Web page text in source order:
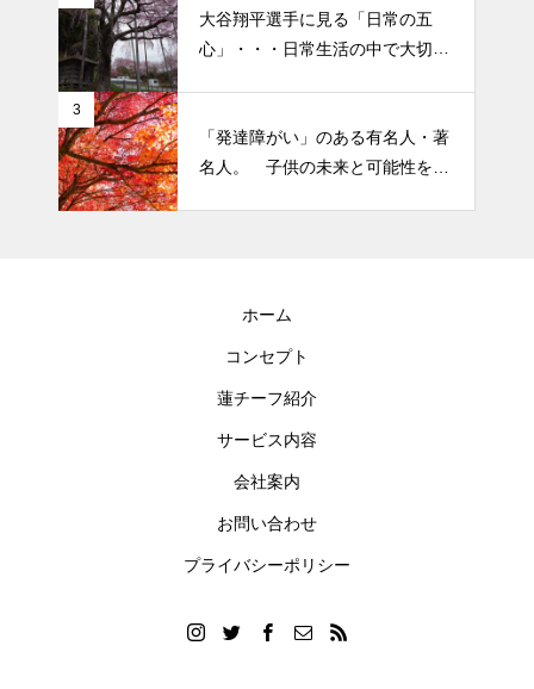
2026 今年初めての投稿・・・
「食生活習慣の改善」が今年の
大谷翔平選手に見る「日常の五
心」・・・日常生活の中で大切
3
「発達障がい」のある有名人・著
名人。 子供の未来と可能性を秘
ホーム
コンセプト
蓮チーフ紹介
サービス内容
会社案内
お問い合わせ
プライバシーポリシー